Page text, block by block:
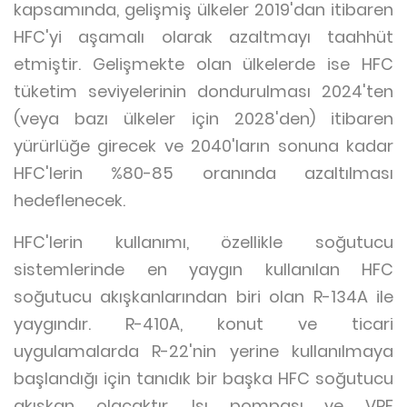
kapsamında, gelişmiş ülkeler 2019'dan itibaren
HFC'yi aşamalı olarak azaltmayı taahhüt
etmiştir. Gelişmekte olan ülkelerde ise HFC
tüketim seviyelerinin dondurulması 2024'ten
(veya bazı ülkeler için 2028'den) itibaren
yürürlüğe girecek ve 2040'ların sonuna kadar
HFC'lerin %80-85 oranında azaltılması
hedeflenecek.
HFC'lerin kullanımı, özellikle soğutucu
sistemlerinde en yaygın kullanılan HFC
soğutucu akışkanlarından biri olan R-134A ile
yaygındır. R-410A, konut ve ticari
uygulamalarda R-22'nin yerine kullanılmaya
başlandığı için tanıdık bir başka HFC soğutucu